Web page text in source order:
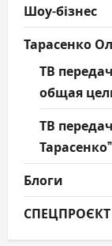
Шоу-бізнес
Тарасенко
ТВ
общая
ТВ
Тарасенко”
Блоги
СПЕЦПРОЄКТ